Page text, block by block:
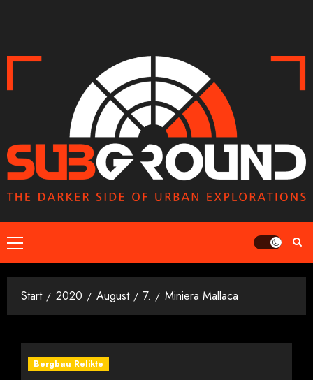
Primäres
Menü
Start 2020 August 7. Miniera Mallaca
Bergbau Relikte